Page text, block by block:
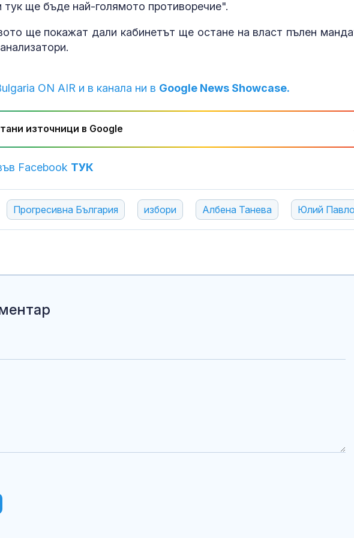
тук ще бъде най-голямото противоречие".
ще покажат дали кабинетът ще остане на власт пълен
ON AIR и в канала ни в Google News Showcase.
източници в Google
Facebook ТУК
Прогресивна България избори Албена Танева Юлий